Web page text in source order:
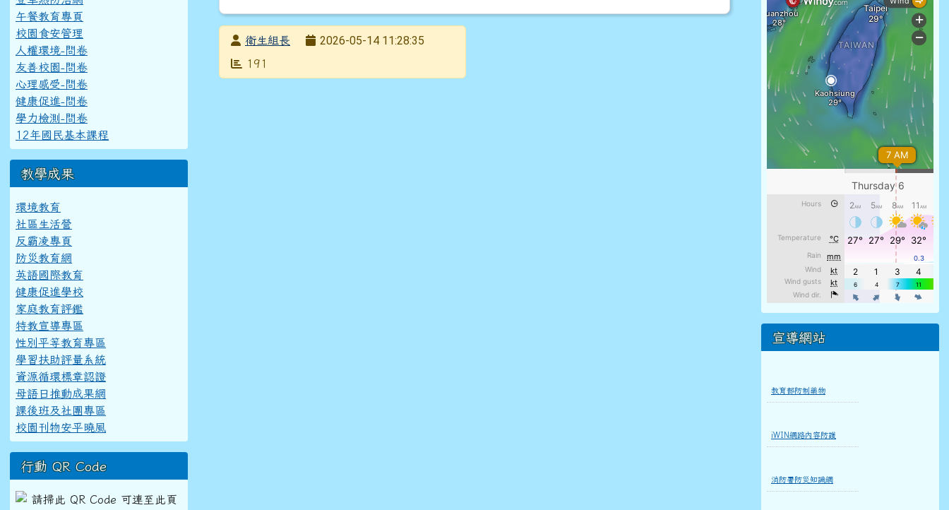
午餐教育專頁
校園食安管理
人權環境-問卷
友善校園-問卷
心理感受-問卷
健康促進-問卷
學力檢測-問卷
12年國民基本課程
教學成果
環境教育
社區生活營
反霸凌專頁
防災教育網
英語國際教育
健康促進學校
家庭教育評鑑
特教宣導專區
性別平等教育專區
學習扶助評量系統
資源循環標章認證
母語日推動成果網
課後班及社團專區
校園刊物安平曉風
行動 QR Code
發布者衛生組長
發布日期
2026-05-14 11:28:35
瀏覽次數
191
宣導網站
教育部防制藥物
iWIN網路內容防護
消防署防災知識網